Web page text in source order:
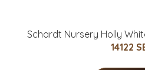
Schardt Nursery Holly
14122